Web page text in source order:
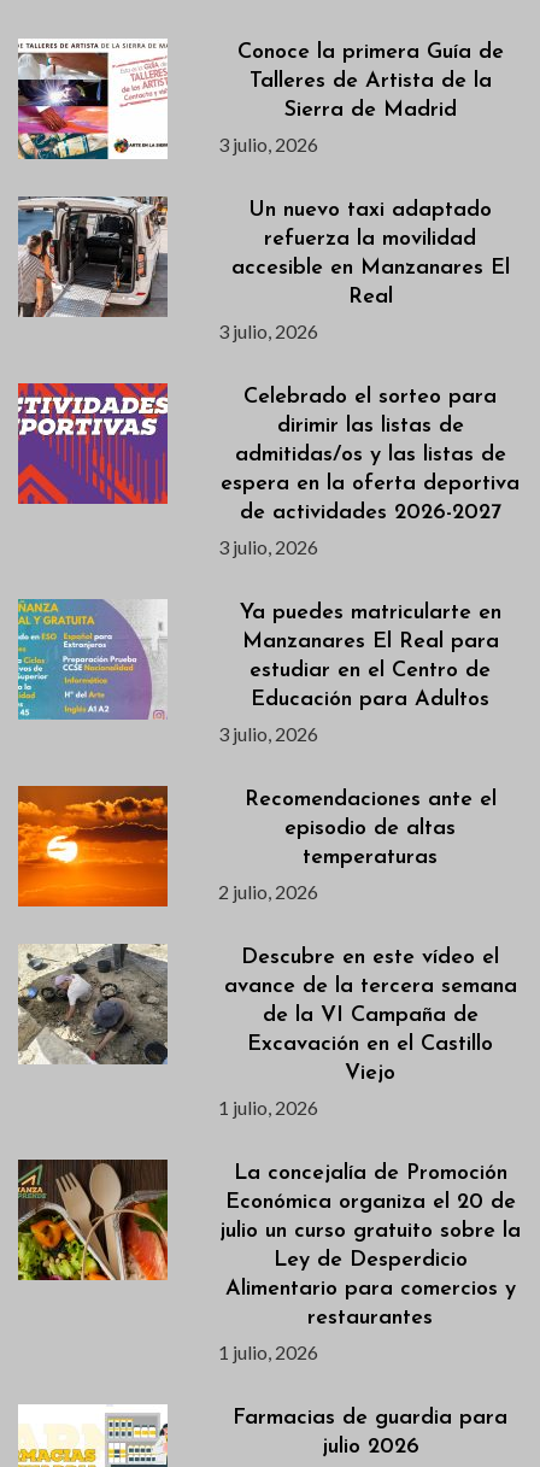
Conoce la primera Guía de
Talleres de Artista de la
Sierra de Madrid
3 julio, 2026
Un nuevo taxi adaptado
refuerza la movilidad
accesible en Manzanares El
Real
3 julio, 2026
Celebrado el sorteo para
dirimir las listas de
admitidas/os y las listas de
espera en la oferta deportiva
de actividades 2026-2027
3 julio, 2026
Ya puedes matricularte en
Manzanares El Real para
estudiar en el Centro de
Educación para Adultos
3 julio, 2026
Recomendaciones ante el
episodio de altas
temperaturas
2 julio, 2026
Descubre en este vídeo el
avance de la tercera semana
de la VI Campaña de
Excavación en el Castillo
Viejo
1 julio, 2026
La concejalía de Promoción
Económica organiza el 20 de
julio un curso gratuito sobre la
Ley de Desperdicio
Alimentario para comercios y
restaurantes
1 julio, 2026
Farmacias de guardia para
julio 2026